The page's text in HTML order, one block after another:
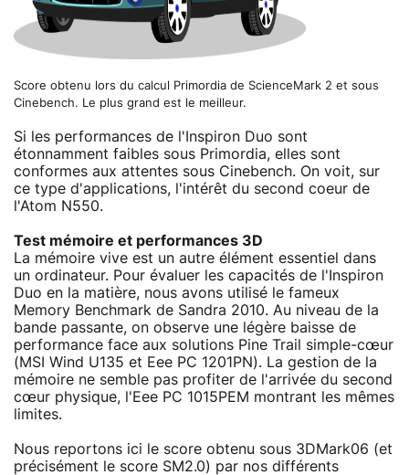
Score obtenu lors du calcul Primordia de ScienceMark 2 et sous
Cinebench. Le plus grand est le meilleur.
Si les performances de l'Inspiron Duo sont
étonnamment faibles sous Primordia, elles sont
conformes aux attentes sous Cinebench. On voit, sur
ce type d'applications, l'intérêt du second coeur de
l'Atom N550.
Test mémoire et performances 3D
La mémoire vive est un autre élément essentiel dans
un ordinateur. Pour évaluer les capacités de l'Inspiron
Duo en la matière, nous avons utilisé le fameux
Memory Benchmark de Sandra 2010. Au niveau de la
bande passante, on observe une légère baisse de
performance face aux solutions Pine Trail simple-cœur
(MSI Wind U135 et Eee PC 1201PN). La gestion de la
mémoire ne semble pas profiter de l'arrivée du second
cœur physique, l'Eee PC 1015PEM montrant les mêmes
limites.
Nous reportons ici le score obtenu sous 3DMark06 (et
précisément le score SM2.0) par nos différents